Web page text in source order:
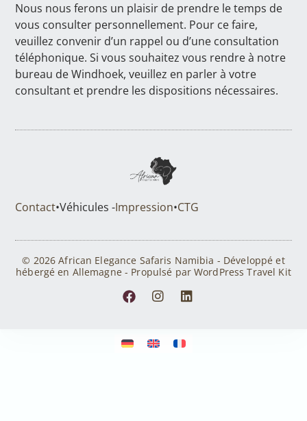
Nous nous ferons un plaisir de prendre le temps de
vous consulter personnellement. Pour ce faire,
veuillez convenir d’un rappel ou d’une consultation
téléphonique. Si vous souhaitez vous rendre à notre
bureau de Windhoek, veuillez en parler à votre
consultant et prendre les dispositions nécessaires.
Contact•Véhicules -Impression•CTG
© 2026 African Elegance Safaris Namibia - Développé et
hébergé en Allemagne - Propulsé par WordPress Travel Kit